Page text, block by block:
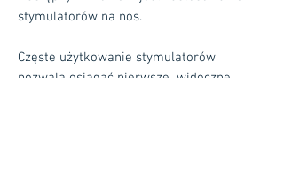
stymulatorów na nos.
Częste użytkowanie stymulatorów
pozwala osiągać pierwsze widoczne